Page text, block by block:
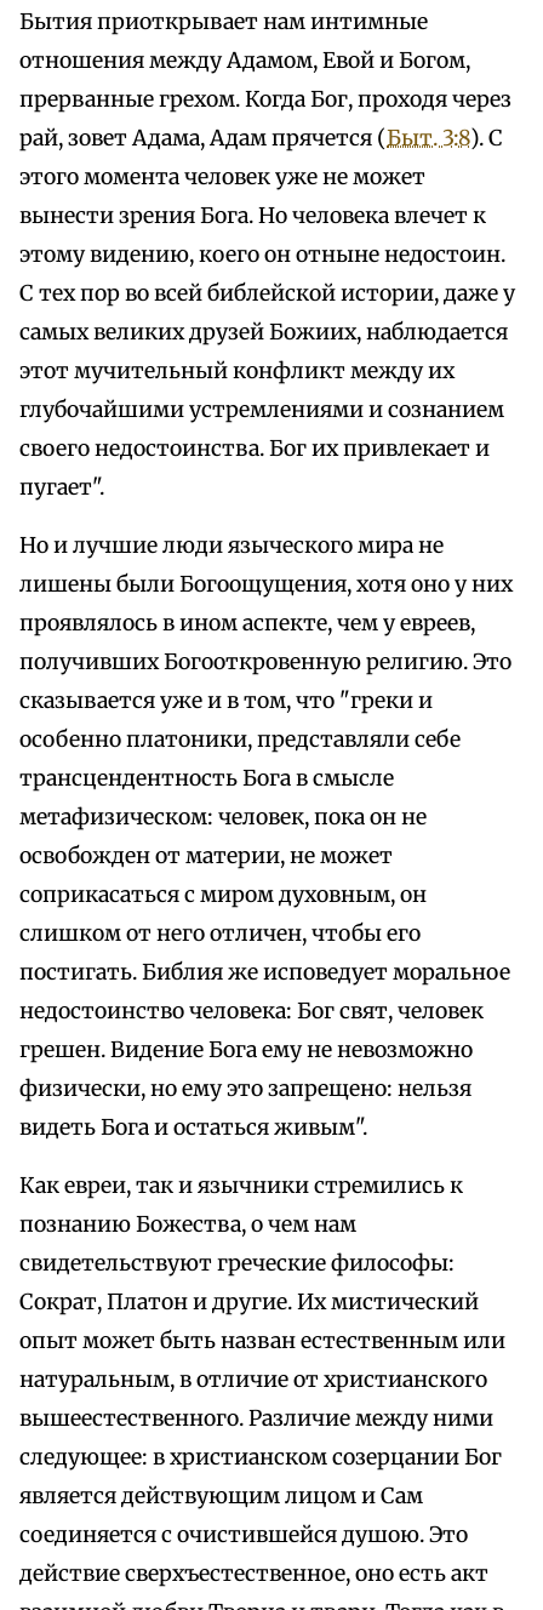
Бытия приоткрывает нам интимные
отношения между Адамом, Евой и Богом,
прерванные грехом. Когда Бог, проходя через
рай, зовет Адама, Адам прячется (Быт. 3:8). С
этого момента человек уже не может
вынести зрения Бога. Но человека влечет к
этому видению, коего он отныне недостоин.
С тех пор во всей библейской истории, даже у
самых великих друзей Божиих, наблюдается
этот мучительный конфликт между их
глубочайшими устремлениями и сознанием
своего недостоинства. Бог их привлекает и
пугает".
Но и лучшие люди языческого мира не
лишены были Богоощущения, хотя оно у них
проявлялось в ином аспекте, чем у евреев,
получивших Богооткровенную религию. Это
сказывается уже и в том, что "греки и
особенно платоники, представляли себе
трансцендентность Бога в смысле
метафизическом: человек, пока он не
освобожден от материи, не может
соприкасаться с миром духовным, он
слишком от него отличен, чтобы его
постигать. Библия же исповедует моральное
недостоинство человека: Бог свят, человек
грешен. Видение Бога ему не невозможно
физически, но ему это запрещено: нельзя
видеть Бога и остаться живым".
Как евреи, так и язычники стремились к
познанию Божества, о чем нам
свидетельствуют греческие философы:
Сократ, Платон и другие. Их мистический
опыт может быть назван естественным или
натуральным, в отличие от христианского
вышеестественного. Различие между ними
следующее: в христианском созерцании Бог
является действующим лицом и Сам
соединяется с очистившейся душою. Это
действие сверхъестественное, оно есть акт